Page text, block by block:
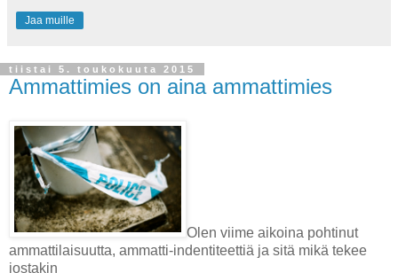
Jaa muille
tiistai 5. toukokuuta 2015
Ammattimies on aina ammattimies
Olen viime aikoina pohtinut
ammattilaisuutta, ammatti-indentiteettiä ja sitä mikä tekee
jostakin